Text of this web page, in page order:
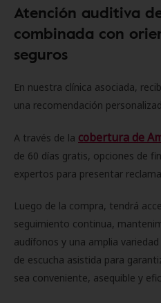
Atención auditiva
combinada con
seguros
En nuestra clínica asociada,
una recomendación
A través de la cobertura de
de 60 días gratis, opciones de
expertos para presentar
Luego de la compra, tendrá
seguimiento continua,
audífonos y una amplia
de escucha asistida para
sea conveniente, asequible y